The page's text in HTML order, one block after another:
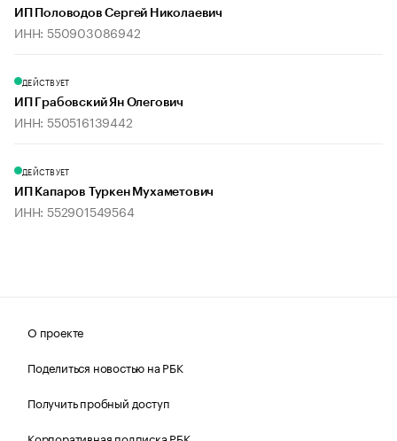
ИП Половодов Сергей Николаевич
ИНН: 550903086942
ДЕЙСТВУЕТ
ИП Грабовский Ян Олегович
ИНН: 550516139442
ДЕЙСТВУЕТ
ИП Капаров Туркен Мухаметович
ИНН: 552901549564
О проекте
Поделиться новостью на РБК
Получить пробный доступ